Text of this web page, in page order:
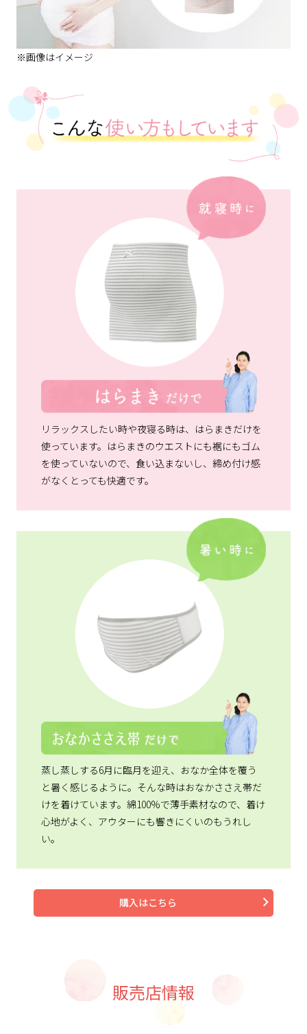
※画像はイメージ
リラックスしたい時や夜寝る時は、はらまきだけを
使っています。はらまきのウエストにも裾にもゴム
を使っていないので、食い込まないし、締め付け感
がなくとっても快適です。
蒸し蒸しする6月に臨月を迎え、おなか全体を覆う
と暑く感じるように。そんな時はおなかささえ帯だ
けを着けています。綿100%で薄手素材なので、着け
心地がよく、アウターにも響きにくいのもうれし
い。
購入はこちら
販売店情報